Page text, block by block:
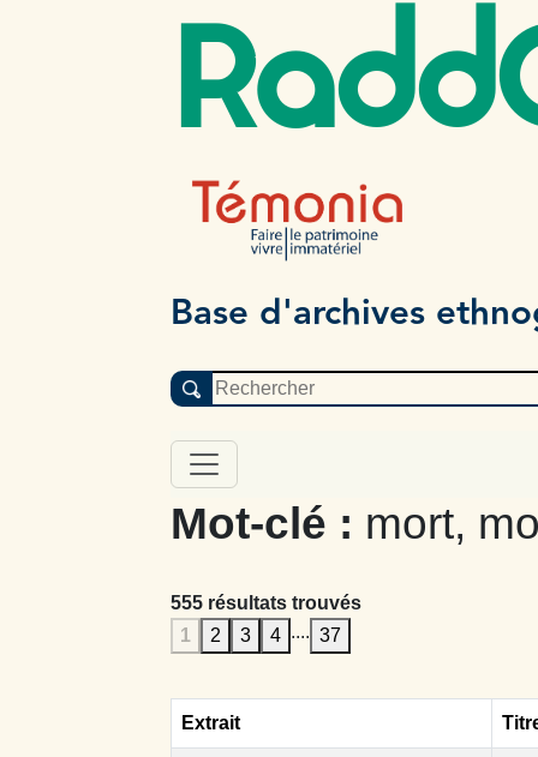
Base d'archives
Mot-clé : mort,
555 résultats trouvés
1
2 3 4 .... 37
Extrait